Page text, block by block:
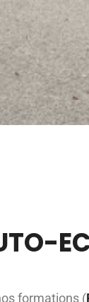
formations (